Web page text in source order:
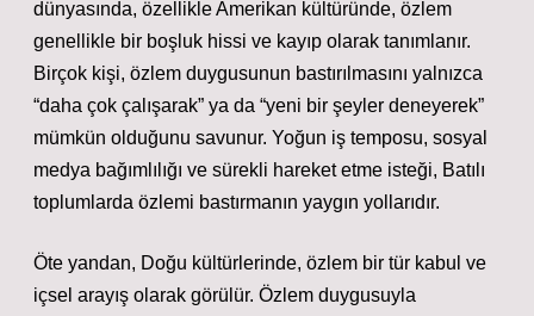
dünyasında, özellikle Amerikan kültüründe, özlem
genellikle bir boşluk hissi ve kayıp olarak tanımlanır.
Birçok kişi, özlem duygusunun bastırılmasını yalnızca
“daha çok çalışarak” ya da “yeni bir şeyler deneyerek”
mümkün olduğunu savunur. Yoğun iş temposu, sosyal
medya bağımlılığı ve sürekli hareket etme isteği, Batılı
toplumlarda özlemi bastırmanın yaygın yollarıdır.
Öte yandan, Doğu kültürlerinde, özlem bir tür kabul ve
içsel arayış olarak görülür. Özlem duygusuyla